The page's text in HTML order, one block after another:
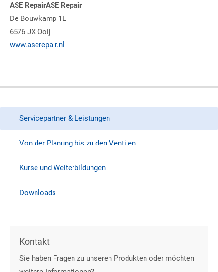
ASE RepairASE Repair
De Bouwkamp 1L
6576 JX Ooij
www.aserepair.nl
Servicepartner & Leistungen
Von der Planung bis zu den Ventilen
Kurse und Weiterbildungen
Downloads
Kontakt
Sie haben Fragen zu unseren Produkten oder möchten